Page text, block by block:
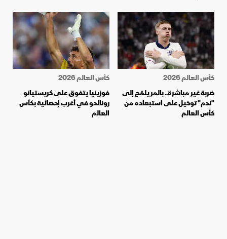
كأس العالم 2026
ضربة غير مباشرة.. بالمر يلمّح إلى
"ندم" توخيل على استبعاده من
كأس العالم
كأس العالم 2026
فوزينيا يتفوق على كريستيانو
رونالدو في أغرب إحصائية بكأس
العالم